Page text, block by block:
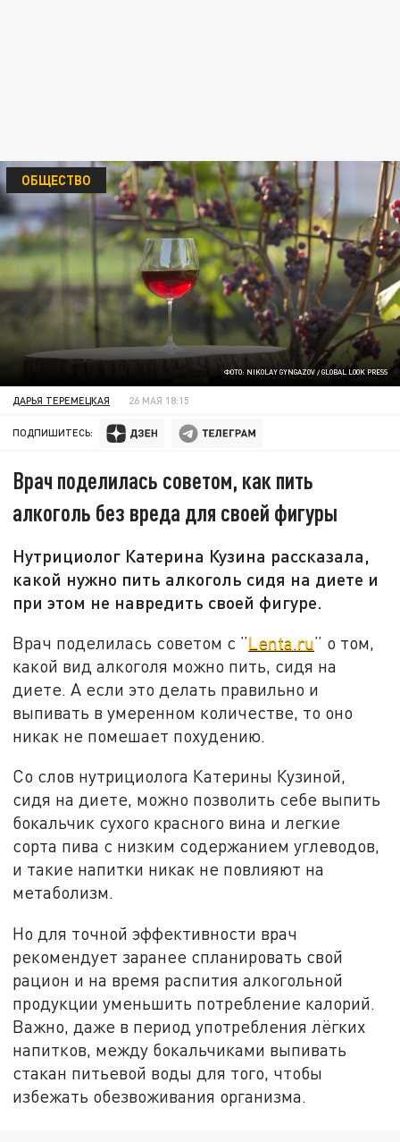
ФОТО: NIKOLAY GYNGAZOV / GLOBAL LOOK PRESS
ОБЩЕСТВО
ДАРЬЯ ТЕРЕМЕЦКАЯ 26 МАЯ 18:15
ПОДПИШИТЕСЬ:
Врач поделилась советом, как пить
алкоголь без вреда для своей фигуры
Нутрициолог Катерина Кузина рассказала,
какой нужно пить алкоголь сидя на диете и
при этом не навредить своей фигуре.
Врач поделилась советом с ”Lеnta.ru” о том,
какой вид алкоголя можно пить, сидя на
диете. А если это делать правильно и
выпивать в умеренном количестве, то оно
никак не помешает похудению.
Со слов нутрициолога Катерины Кузиной,
сидя на диете, можно позволить себе выпить
бокальчик сухого красного вина и легкие
сорта пива с низким содержанием углеводов,
и такие напитки никак не повлияют на
метаболизм.
Но для точной эффективности врач
рекомендует заранее спланировать свой
рацион и на время распития алкогольной
продукции уменьшить потребление калорий.
Важно, даже в период употребления лёгких
напитков, между бокальчиками выпивать
стакан питьевой воды для того, чтобы
избежать обезвоживания организма.